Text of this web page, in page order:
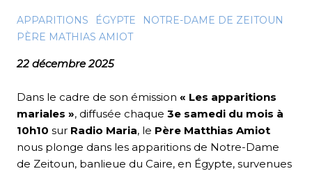
APPARITIONS ÉGYPTE
NOTRE-DAME DE ZEITOUN
PÈRE MATHIAS AMIOT
22 décembre 2025
Dans le cadre de son émission « Les apparitions
mariales », diffusée chaque 3e samedi du mois à
10h10 sur Radio Maria, le Père Matthias Amiot
nous plonge dans les apparitions de Notre-Dame
de Zeitoun, banlieue du Caire, en Égypte, survenues